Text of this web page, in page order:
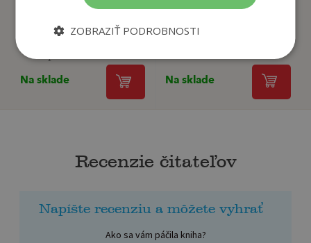
Moderní etiketa: To
Na sklade
Dědečku, vyprávěj
Na sklade
Recenzie čitateľov
Napíšte recenziu a môžete vyhrať
Ako sa vám páčila kniha?
ZOBRAZIŤ PODROBNOSTI